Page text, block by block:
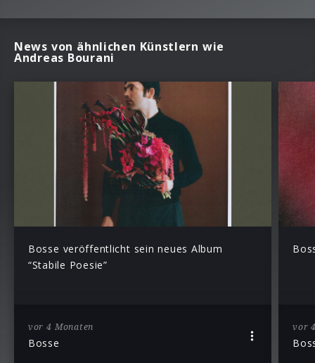
News von ähnlichen Künstlern wie
Andreas Bourani
Bosse veröffentlicht sein neues Album
“Stabile Poesie”
vor 4 Monaten
Bosse
vor